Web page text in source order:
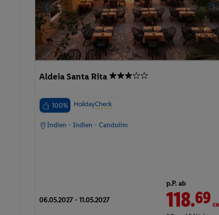
Aldeia Santa Rita
100%
Indien - Indien - Candolim
06.05.2027 - 11.05.2027
p.P. ab
118.69